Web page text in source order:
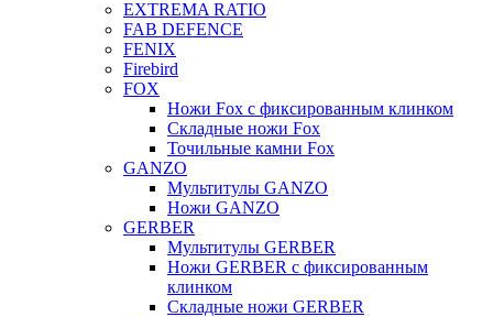
EXTREMA RATIO
FAB DEFENCE
FENIX
Firebird
FOX
Ножи Fox с фиксированным клинком
Складные ножи Fox
Точильные камни Fox
GANZO
Мультитулы GANZO
Ножи GANZO
GERBER
Мультитулы GERBER
Ножи GERBER с фиксированным
клинком
Складные ножи GERBER